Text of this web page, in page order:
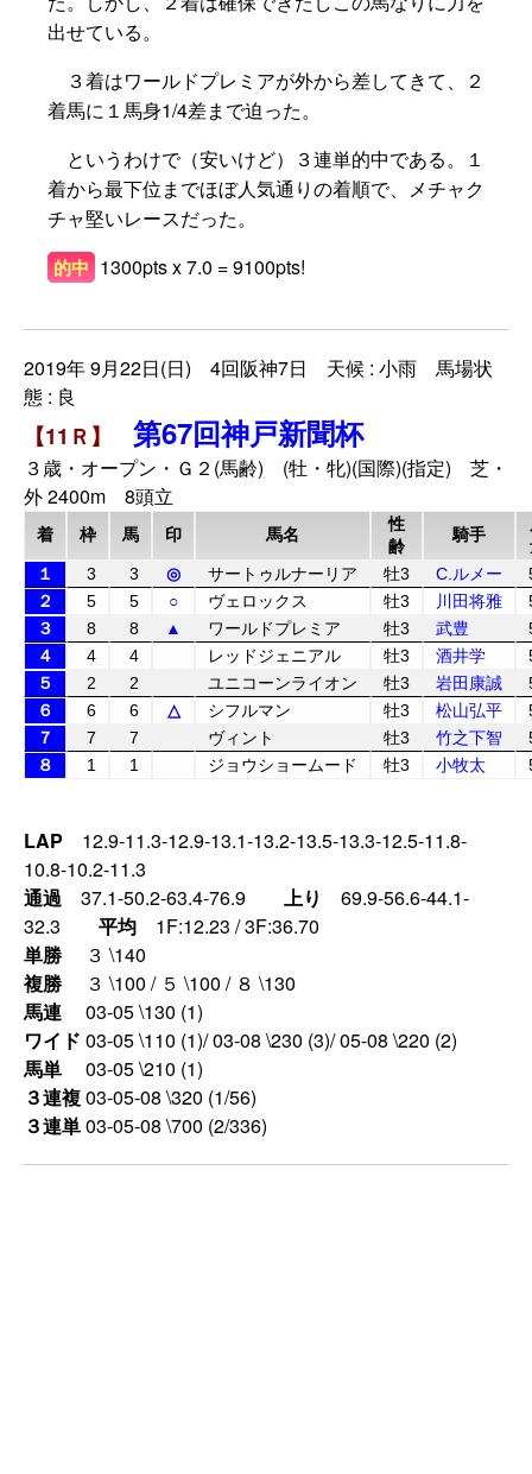
出せている。
３着はワールドプレミアが外から差してきて、２
着馬に１馬身1/4差まで迫った。
というわけで（安いけど）３連単的中である。１
着から最下位までほぼ人気通りの着順で、メチャク
チャ堅いレースだった。
的中 1300pts x 7.0 = 9100pts!
2019年 9月22日(日) 4回阪神7日 天候 : 小雨 馬場状
態 : 良
【11Ｒ】 第67回神戸新聞杯
３歳・オープン・Ｇ２(馬齢) (牡・牝)(国際)(指定) 芝・
外 2400m 8頭立
着 枠 馬 印 馬名
性
齢
騎手
１
3 3 ◎ サートゥルナーリア 牡3 C.ルメー
２
5 5 ○ ヴェロックス 牡3 川田将雅
３
8 8 ▲ ワールドプレミア 牡3 武豊
４
4 4 レッドジェニアル 牡3 酒井学
５
2 2 ユニコーンライオン 牡3 岩田康誠
６
6 6 △ シフルマン 牡3 松山弘平
７
7 7 ヴィント 牡3 竹之下智
８
1 1 ジョウショームード 牡3 小牧太
LAP 12.9-11.3-12.9-13.1-13.2-13.5-13.3-12.5-11.8-
10.8-10.2-11.3
通過 37.1-50.2-63.4-76.9 上り 69.9-56.6-44.1-
32.3 平均 1F:12.23 / 3F:36.70
単勝
３ \140
複勝
３ \100 / ５ \100 / ８ \130
馬連
03-05 \130 (1)
ワイド 03-05 \110 (1)/ 03-08 \230 (3)/ 05-08 \220 (2)
馬単
03-05 \210 (1)
３連複03-05-08 \320 (1/56)
３連単03-05-08 \700 (2/336)